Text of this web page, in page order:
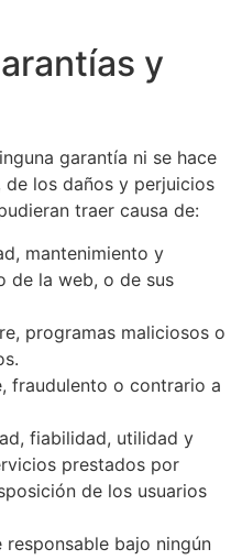
y
garantía ni se hace
de los daños y perjuicios
traer causa de:
mantenimiento y
de la web, o de sus
programas maliciosos o
fraudulento o contrario a
fiabilidad, utilidad y
prestados por
de los usuarios
bajo ningún